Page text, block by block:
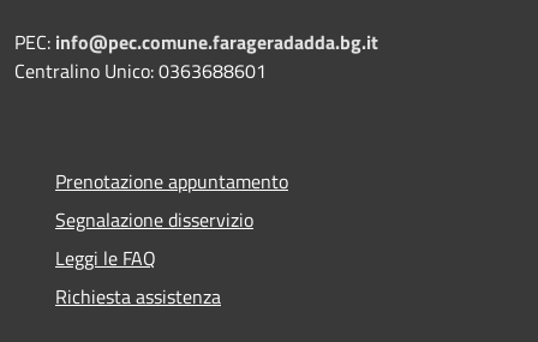
PEC: info@pec.comune.farageradadda.bg.it
Centralino Unico: 0363688601
Prenotazione appuntamento
Segnalazione disservizio
Leggi le FAQ
Richiesta assistenza